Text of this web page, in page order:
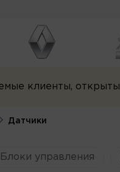
клиенты, открыты
Датчики
Блоки управления